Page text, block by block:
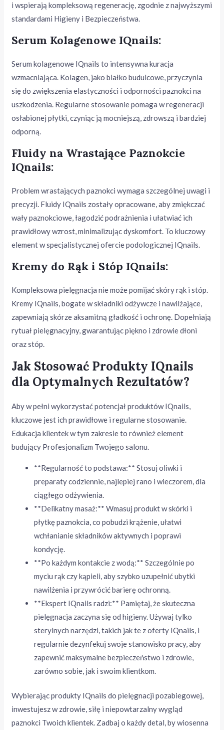
i wspierają kompleksową regenerację, zgodnie z najwyższymi
standardami Higieny i Bezpieczeństwa.
Serum Kolagenowe IQnails:
Serum kolagenowe IQnails to intensywna kuracja
wzmacniająca. Kolagen, jako białko budulcowe, przyczynia
się do zwiększenia elastyczności i odporności paznokci na
uszkodzenia. Regularne stosowanie pomaga w regeneracji
osłabionej płytki, czyniąc ją mocniejszą, zdrowszą i bardziej
odporną.
Fluidy na Wrastające Paznokcie
IQnails:
Problem wrastających paznokci wymaga szczególnej uwagi i
precyzji. Fluidy IQnails zostały opracowane, aby zmiękczać
wały paznokciowe, łagodzić podrażnienia i ułatwiać ich
prawidłowy wzrost, minimalizując dyskomfort. To kluczowy
element w specjalistycznej ofercie podologicznej IQnails.
Kremy do Rąk i Stóp IQnails:
Kompleksowa pielęgnacja nie może pomijać skóry rąk i stóp.
Kremy IQnails, bogate w składniki odżywcze i nawilżające,
zapewniają skórze aksamitną gładkość i ochronę. Dopełniają
rytuał pielęgnacyjny, gwarantując piękno i zdrowie dłoni
oraz stóp.
Jak Stosować Produkty IQnails
dla Optymalnych Rezultatów?
Aby w pełni wykorzystać potencjał produktów IQnails,
kluczowe jest ich prawidłowe i regularne stosowanie.
Edukacja klientek w tym zakresie to również element
budujący Profesjonalizm Twojego salonu.
**Regularność to podstawa:** Stosuj oliwki i
preparaty codziennie, najlepiej rano i wieczorem, dla
ciągłego odżywienia.
**Delikatny masaż:** Wmasuj produkt w skórki i
płytkę paznokcia, co pobudzi krążenie, ułatwi
wchłanianie składników aktywnych i poprawi
kondycję.
**Po każdym kontakcie z wodą:** Szczególnie po
myciu rąk czy kąpieli, aby szybko uzupełnić ubytki
nawilżenia i przywrócić barierę ochronną.
**Ekspert IQnails radzi:** Pamiętaj, że skuteczna
pielęgnacja zaczyna się od higieny. Używaj tylko
sterylnych narzędzi, takich jak te z oferty IQnails, i
regularnie dezynfekuj swoje stanowisko pracy, aby
zapewnić maksymalne bezpieczeństwo i zdrowie,
zarówno sobie, jak i swoim klientkom.
Wybierając produkty IQnails do pielęgnacji pozabiegowej,
inwestujesz w zdrowie, siłę i niepowtarzalny wygląd
paznokci Twoich klientek. Zadbaj o każdy detal, by wiosenna